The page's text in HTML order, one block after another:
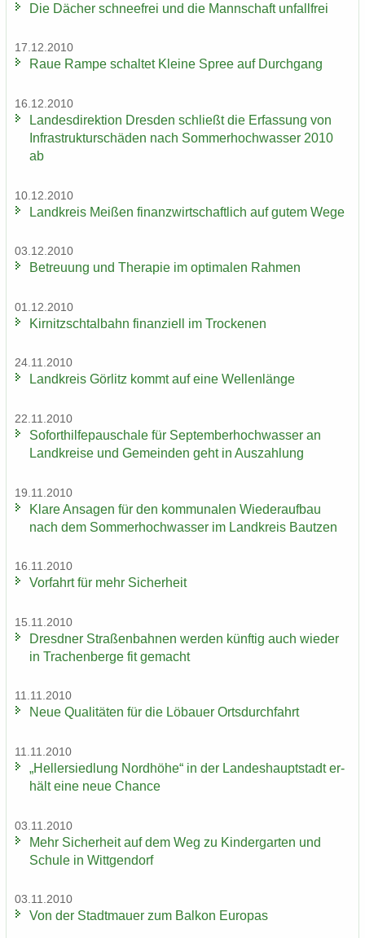
Die Dä­cher schnee­frei und die Mann­schaft un­fall­frei
17.12.2010
Raue Rampe schal­tet Klei­ne Spree auf Durch­gang
16.12.2010
Lan­des­di­rek­ti­on Dres­den schließt die Er­fas­sung von
In­fra­struk­tur­schä­den nach Som­mer­hoch­was­ser 2010
ab
10.12.2010
Land­kreis Mei­ßen fi­nanz­wirt­schaft­lich auf gutem Wege
03.12.2010
Be­treu­ung und The­ra­pie im op­ti­ma­len Rah­men
01.12.2010
Kir­nitzsch­tal­bahn fi­nan­zi­ell im Tro­cke­nen
24.11.2010
Land­kreis Gör­litz kommt auf eine Wel­len­län­ge
22.11.2010
So­fort­hil­fe­pau­scha­le für Sep­tem­ber­hoch­was­ser an
Land­krei­se und Ge­mein­den geht in Aus­zah­lung
19.11.2010
Klare An­sa­gen für den kom­mu­na­len Wie­der­auf­bau
nach dem Som­mer­hoch­was­ser im Land­kreis Baut­zen
16.11.2010
Vor­fahrt für mehr Si­cher­heit
15.11.2010
Dresd­ner Stra­ßen­bah­nen wer­den künf­tig auch wie­der
in Tra­chen­ber­ge fit ge­macht
11.11.2010
Neue Qua­li­tä­ten für die Lö­bau­er Orts­durch­fahrt
11.11.2010
„Hel­ler­sied­lung Nord­hö­he“ in der Lan­des­haupt­stadt er­
hält eine neue Chan­ce
03.11.2010
Mehr Si­cher­heit auf dem Weg zu Kin­der­gar­ten und
Schu­le in Witt­gen­dorf
03.11.2010
Von der Stadt­mau­er zum Bal­kon Eu­ro­pas